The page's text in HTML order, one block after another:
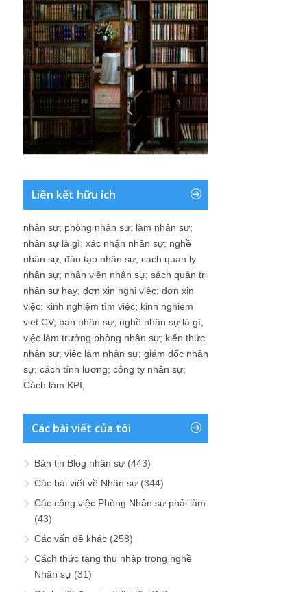
Liên kết hữu ích
nhân sự; phòng nhân sự; làm nhân sự;
nhân sự là gì; xác nhận nhân sự; nghề
nhân sự; đào tạo nhân sự; cach quan ly
nhân sự; nhân viên nhân sự; sách quản trị
nhân sự hay; đơn xin nghỉ việc; đơn xin
việc; kinh nghiệm tìm việc; kinh nghiem
viet CV; ban nhân sự; nghề nhân sự là gì;
việc làm trưởng phòng nhân sự; kiến thức
nhân sự; việc làm nhân sự; giám đốc nhân
sự; cách tính lương; công ty nhân sự;
Cách làm KPI;
Các bài viết của tôi
Bản tin Blog nhân sự (443)
Các bài viết về Nhân sự (344)
Các công việc Phòng Nhân sự phải làm
(43)
Các vấn đề khác (258)
Cách thức tăng thu nhập trong nghề
Nhân sự (31)